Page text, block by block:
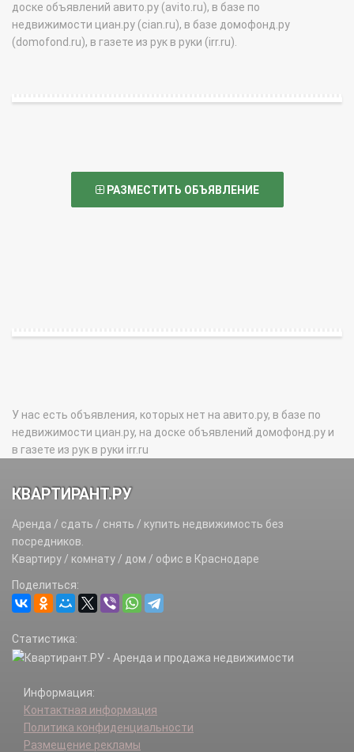
доске объявлений авито.ру (avito.ru), в базе по
недвижимости циан.ру (cian.ru), в базе домофонд.ру
(domofond.ru), в газете из рук в руки (irr.ru).
РАЗМЕСТИТЬ ОБЪЯВЛЕНИЕ
У нас есть объявления, которых нет на авито.ру, в базе по
недвижимости циан.ру, на доске объявлений домофонд.ру и
в газете из рук в руки irr.ru
КВАРТИРАНТ.РУ
Аренда / сдать / снять / купить недвижимость без
посредников.
Квартиру / комнату / дом / офис в Краснодаре
Поделиться:
Статистика:
Информация:
Контактная информация
Политика конфиденциальности
Размещение рекламы